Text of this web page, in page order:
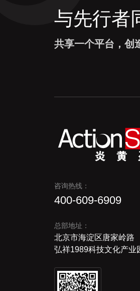
与先行者
共享一个平台，创
咨询热线：
400-609-6909
总部地址：
北京市海淀区唐家岭路
弘祥1989科技文化产业